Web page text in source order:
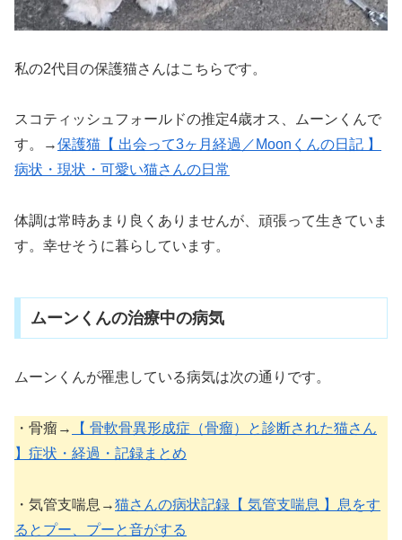
私の2代目の保護猫さんはこちらです。
スコティッシュフォールドの推定4歳オス、ムーンくんで
す。→保護猫【 出会って3ヶ月経過／Moonくんの日記 】
病状・現状・可愛い猫さんの日常
体調は常時あまり良くありませんが、頑張って生きていま
す。幸せそうに暮らしています。
ムーンくんの治療中の病気
ムーンくんが罹患している病気は次の通りです。
・骨瘤→
【 骨軟骨異形成症（骨瘤）と診断された猫さん
】症状・経過・記録まとめ
・気管支喘息→猫さんの病状記録【 気管支喘息 】息をす
るとプー、プーと音がする